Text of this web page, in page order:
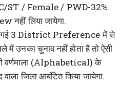
ST / Female / PWD-32%.
नहीं लिया जायेगा.
गई 3 District Preference में से
में उनका चुनाव नहीं होता है तो ऐसी
वर्णमाला (Alphabetical) के
वाला जिला आबंटित किया जायेगा.